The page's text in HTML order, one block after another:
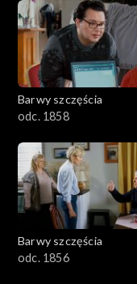
Barwy szczęścia
odc. 1858
Barwy szczęścia
odc. 1856